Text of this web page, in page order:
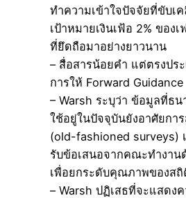
ทำความเข้าใจปัจจัยที่ขับเ
เป้าหมายเงินเฟ้อ 2% ของ
ที่ยึดถือมาอย่างยาวนาน
– สื่อสารน้อยคำ แต่ตรงปร
การให้ Forward Guidance
– Warsh ระบุว่า ข้อมูลที่ธ
ใช้อยู่ในปัจจุบันยังอาศัยกา
(old-fashioned surveys)
รับข้อเสนอจากคณะทำงา
เพื่อยกระดับคุณภาพของสถิ
– Warsh ปฏิเสธที่จะแสดง